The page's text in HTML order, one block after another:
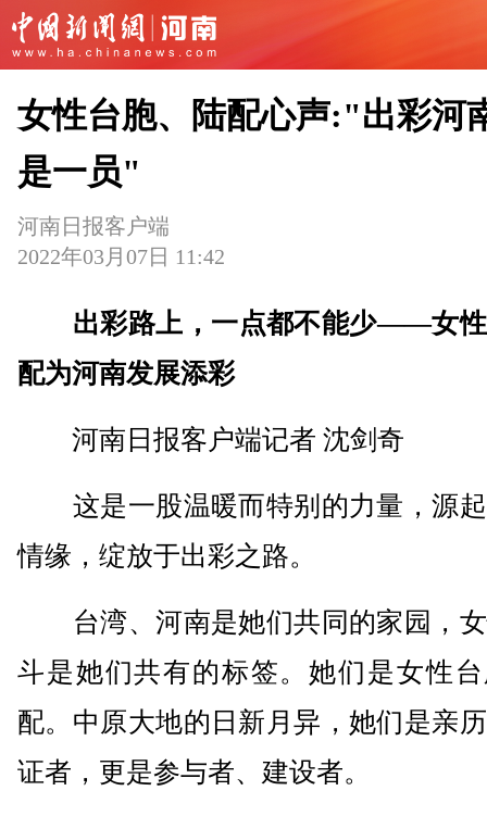
女性台胞、陆配心声:"出彩河
是一员"
河南日报客户端
2022年03月07日 11:42
出彩路上，一点都不能少——女
配为河南发展添彩
河南日报客户端记者 沈剑奇
这是一股温暖而特别的力量，源
情缘，绽放于出彩之路。
台湾、河南是她们共同的家园，
斗是她们共有的标签。她们是女性
配。中原大地的日新月异，她们是亲
证者，更是参与者、建设者。